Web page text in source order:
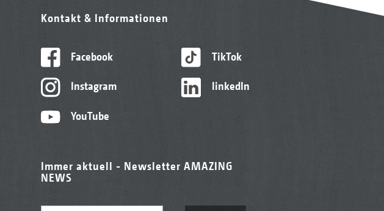
Kontakt & Informationen
Facebook
Instagram
YouTube
TikTok
linkedIn
Immer aktuell - Newsletter AMAZING
NEWS